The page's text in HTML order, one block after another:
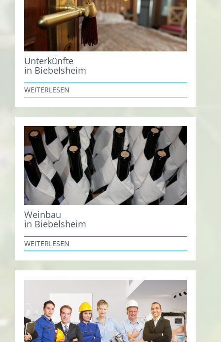
Unterkünfte
in Biebelsheim
WEITERLESEN
Weinbau
in Biebelsheim
WEITERLESEN